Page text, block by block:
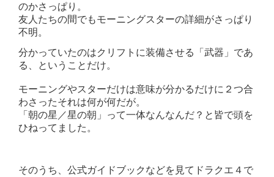
のかさっぱり。
友人たちの間でもモーニングスターの詳細がさっぱり
不明。
分かっていたのはクリフトに装備させる「武器」であ
る、ということだけ。
モーニングやスターだけは意味が分かるだけに２つ合
わさったそれは何が何だが。
「朝の星／星の朝」って一体なんなんだ？と皆で頭を
ひねってました。
そのうち、公式ガイドブックなどを見てドラクエ４で